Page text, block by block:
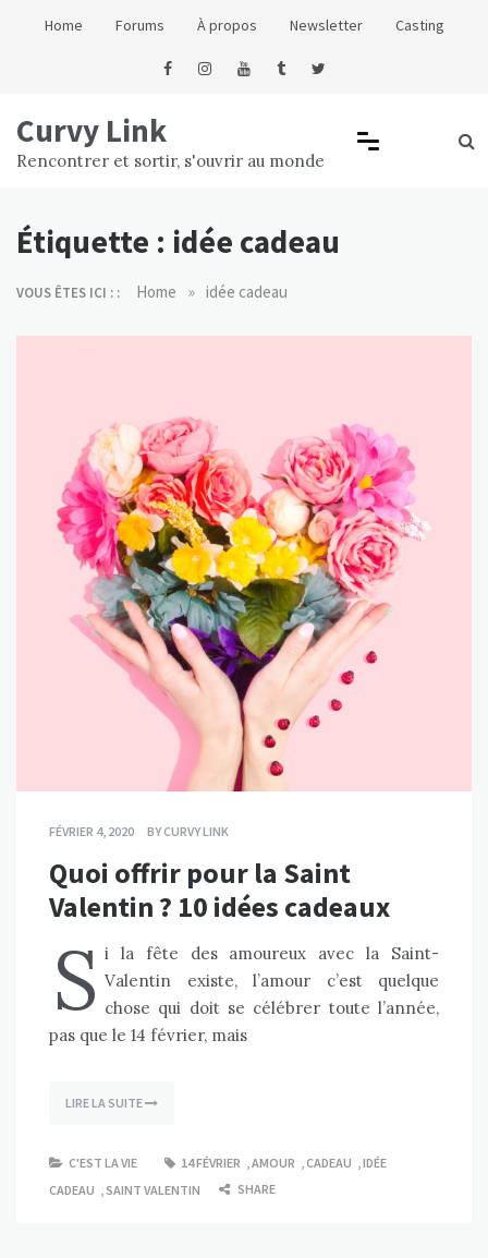
Home Forums À propos Newsletter Casting
Curvy Link
Rencontrer et sortir, s'ouvrir au monde
Étiquette : idée cadeau
VOUS ÊTES ICI : : Home » idée cadeau
FÉVRIER 4, 2020 BYCURVY LINK
Quoi offrir pour la Saint
Valentin ? 10 idées cadeaux
S i la fête des amoureux avec la Saint-
Valentin existe, l’amour c’est quelque
chose qui doit se célébrer toute l’année,
pas que le 14 février, mais
LIRE LA SUITE
C'EST LA VIE 14 FÉVRIER ,AMOUR ,CADEAU ,IDÉE
CADEAU ,SAINT VALENTIN SHARE